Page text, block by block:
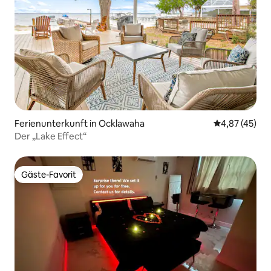
Ferienunterkunft in Ocklawaha
4,87 (45)
Der „Lake Effect“
Gäste-Favorit
Gäste-Favorit